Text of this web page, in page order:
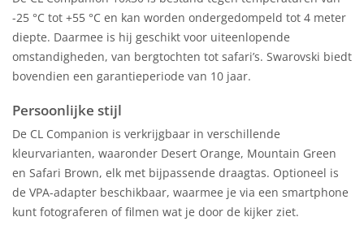
-25 °C tot +55 °C en kan worden ondergedompeld tot 4 meter
diepte. Daarmee is hij geschikt voor uiteenlopende
omstandigheden, van bergtochten tot safari’s. Swarovski biedt
bovendien een garantieperiode van 10 jaar.
Persoonlijke stijl
De CL Companion is verkrijgbaar in verschillende
kleurvarianten, waaronder Desert Orange, Mountain Green
en Safari Brown, elk met bijpassende draagtas. Optioneel is
de VPA-adapter beschikbaar, waarmee je via een smartphone
kunt fotograferen of filmen wat je door de kijker ziet.